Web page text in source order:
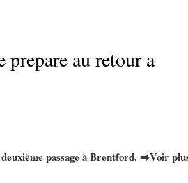
au retour a
passage à Brentford. ➡️Voir